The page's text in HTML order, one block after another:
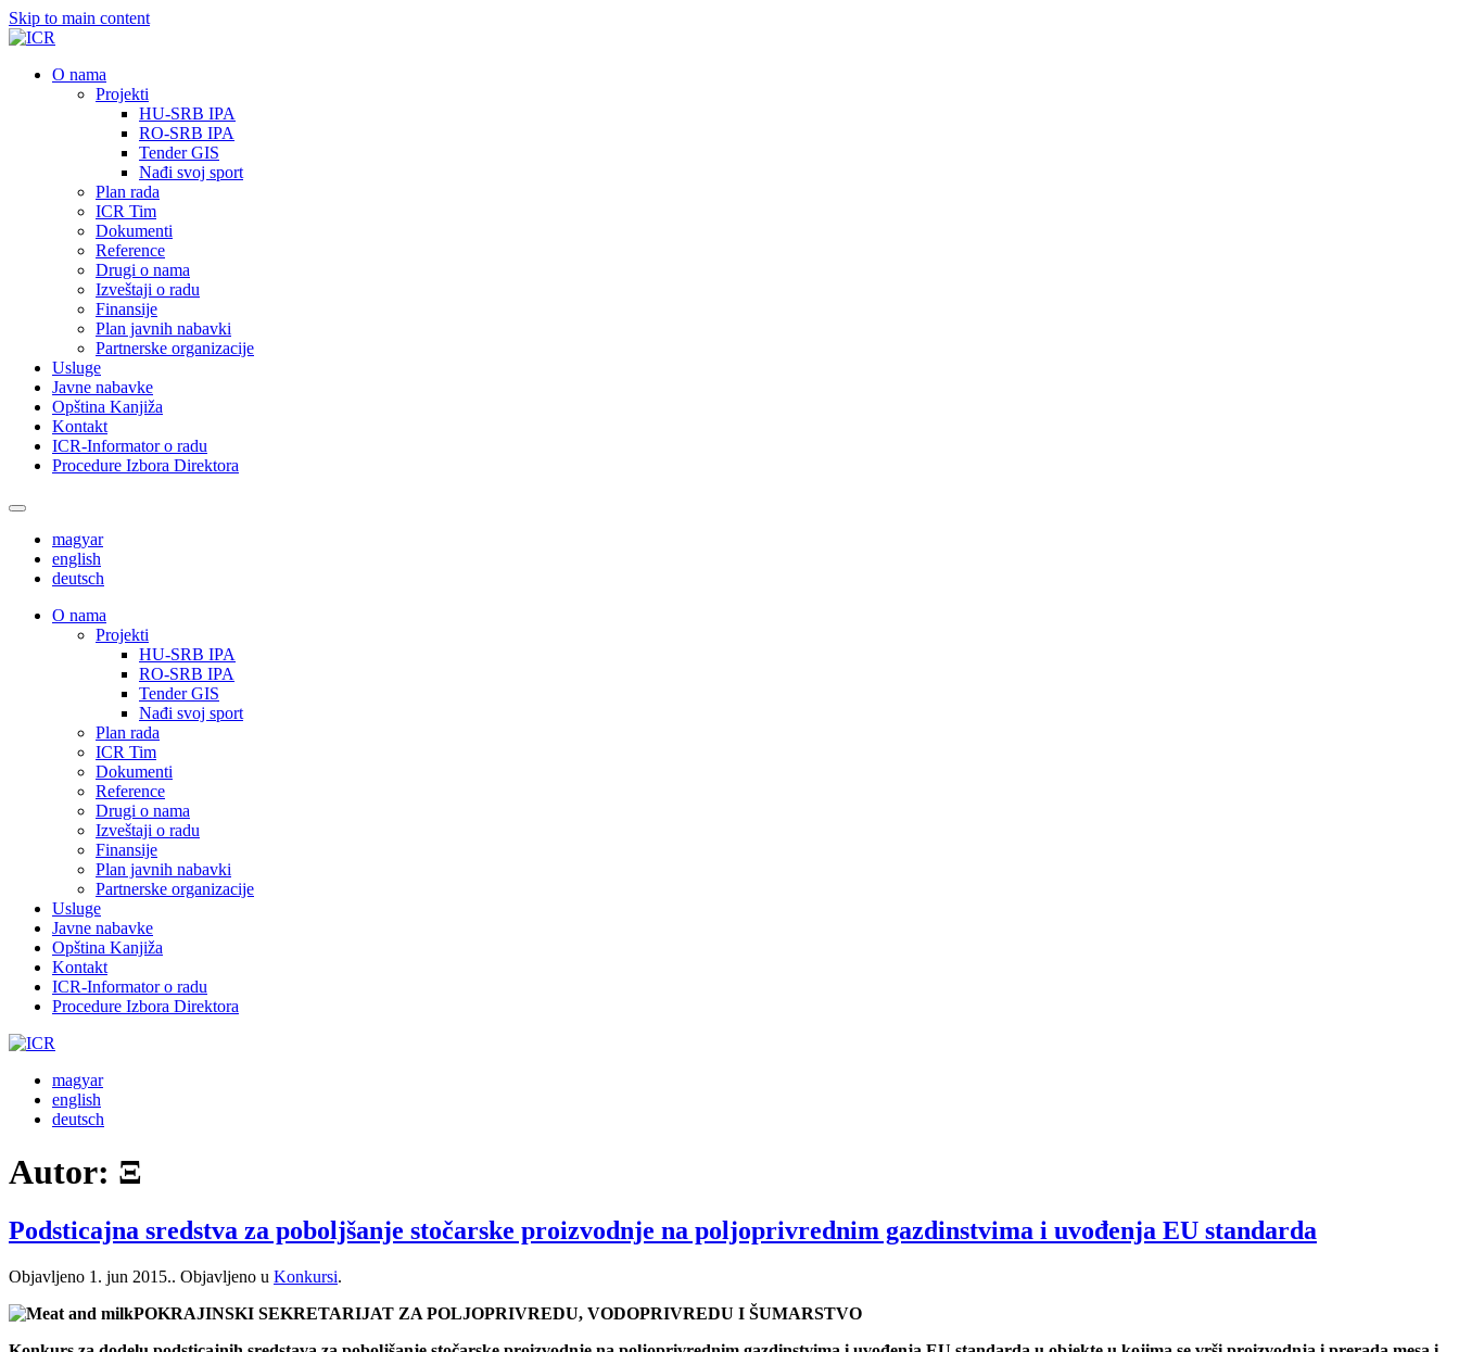
Skip to main content
О nama
Projekti
HU-SRB IPA
RO-SRB IPA
Tender GIS
Nađi svoj sport
Plan rada
ICR Tim
Dokumenti
Reference
Drugi o nama
Izveštaji o radu
Finansije
Plan javnih nabavki
Partnerske organizacije
Usluge
Javne nabavke
Opština Kanjiža
Kontakt
ICR-Informator o radu
Procedure Izbora Direktora
magyar
english
deutsch
О nama
Projekti
HU-SRB IPA
RO-SRB IPA
Tender GIS
Nađi svoj sport
Plan rada
ICR Tim
Dokumenti
Reference
Drugi o nama
Izveštaji o radu
Finansije
Plan javnih nabavki
Partnerske organizacije
Usluge
Javne nabavke
Opština Kanjiža
Kontakt
ICR-Informator o radu
Procedure Izbora Direktora
magyar
english
deutsch
Autor: Ξ
Podsticajna sredstva za poboljšanje stočarske proizvodnje na poljoprivrednim gazdinstvima i uvođenja EU standarda
Objavljeno 1. jun 2015.. Objavljeno u Konkursi.
POKRAJINSKI SEKRETARIJAT ZA POLJOPRIVREDU, VODOPRIVREDU I ŠUMARSTVO